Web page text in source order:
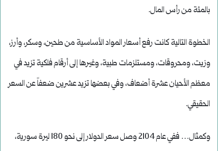
بالمئة من رأس المال.
الخطوة التالية كانت رفع أسعار المواد الأساسية من طحين، وسكر، وأرز،
وزيت، ومحروقات، ومستلزمات طبية، وغيرها إلى أرقام فلكية تزيد في
معظم الأحيان عشرة أضعاف، وفي بعضها تزيد عشرين ضعفاً عن السعر
الحقيقي.
وكمثال… ففي عام 2104 وصل سعر الدولار إلى نحو 180 ليرة سورية،